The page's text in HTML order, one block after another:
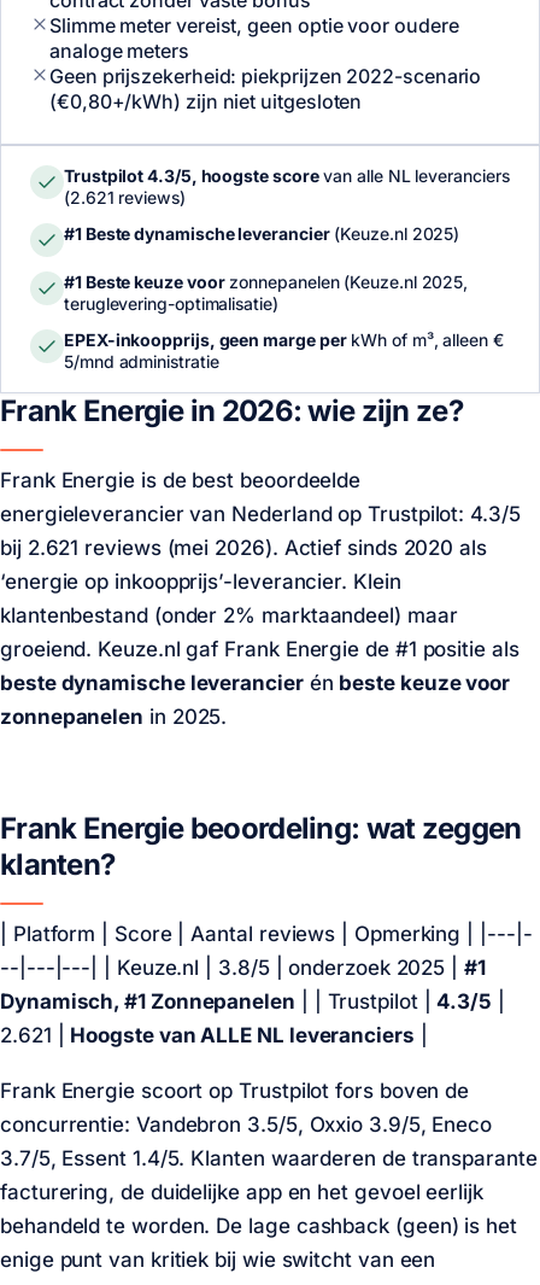
Slimme meter vereist, geen optie voor oudere
analoge meters
Geen prijszekerheid: piekprijzen 2022-scenario
(€0,80+/kWh) zijn niet uitgesloten
Trustpilot 4.3/5, hoogste scorevan alle NL leveranciers
(2.621 reviews)
#1 Beste dynamische leverancier(Keuze.nl 2025)
#1 Beste keuze voorzonnepanelen (Keuze.nl 2025,
teruglevering-optimalisatie)
EPEX-inkoopprijs, geen marge perkWh of m³, alleen €
5/mnd administratie
Frank Energie in 2026: wie zijn ze?
Frank Energie is de best beoordeelde
energieleverancier van Nederland op Trustpilot: 4.3/5
bij 2.621 reviews (mei 2026). Actief sinds 2020 als
‘energie op inkoopprijs’-leverancier. Klein
klantenbestand (onder 2% marktaandeel) maar
groeiend. Keuze.nl gaf Frank Energie de #1 positie als
beste dynamische leverancierén beste keuze voor
zonnepanelen in 2025.
Frank Energie beoordeling: wat zeggen
klanten?
| Platform | Score | Aantal reviews | Opmerking | |---|-
--|---|---| | Keuze.nl | 3.8/5 | onderzoek 2025 |#1
Dynamisch, #1 Zonnepanelen | | Trustpilot |4.3/5
2.621 | Hoogste van ALLE NL leveranciers
Frank Energie scoort op Trustpilot fors boven de
concurrentie: Vandebron 3.5/5, Oxxio 3.9/5, Eneco
3.7/5, Essent 1.4/5. Klanten waarderen de transparante
facturering, de duidelijke app en het gevoel eerlijk
behandeld te worden. De lage cashback (geen) is het
enige punt van kritiek bij wie switcht van een